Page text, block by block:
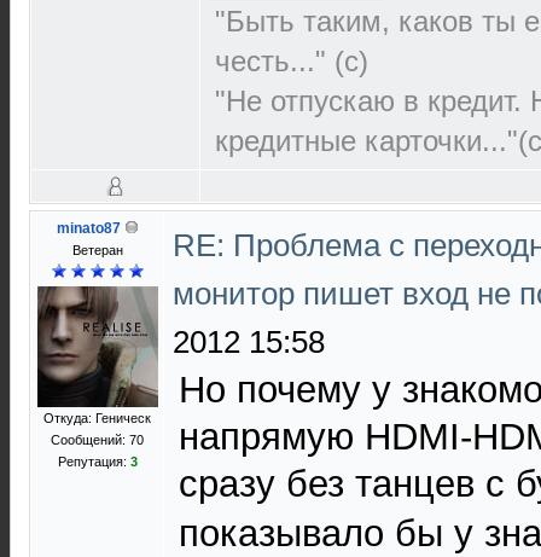
"Быть таким, каков ты
честь..." (c)
"Не отпускаю в
кредитные
minato87
Ветеран
Откуда: Геническ
Сообщений: 70
Репутация: 3
RE: Проблема с
монитор пишет вход не
2012 15:58
Но почему у
напрямую HDMI-
сразу без танцев с
показывало бы у